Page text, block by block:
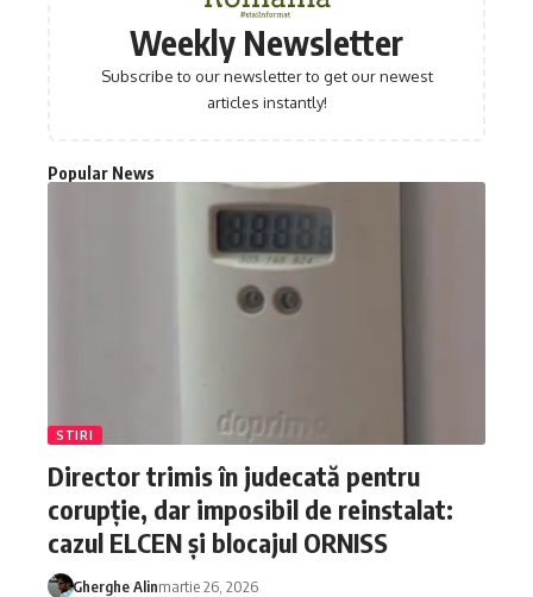
Weekly Newsletter
Subscribe to our newsletter to get our newest
articles instantly!
Popular News
STIRI
Director trimis în judecată pentru
corupție, dar imposibil de reinstalat:
cazul ELCEN și blocajul ORNISS
Gherghe Alinmartie 26, 2026